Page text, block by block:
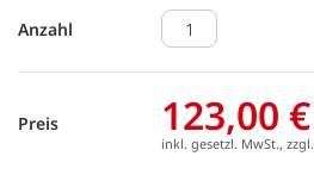
Anzahl
Preis 123,00 €
inkl. gesetzl. MwSt., zzgl.